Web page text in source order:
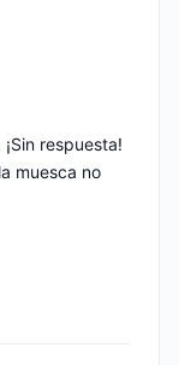
respuesta!
muesca no